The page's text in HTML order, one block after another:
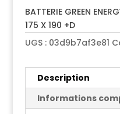
BATTERIE GREEN
175 X 190 +D
UGS : 03d9b7af3e81
Description
Informations